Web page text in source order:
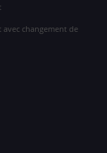
changement de